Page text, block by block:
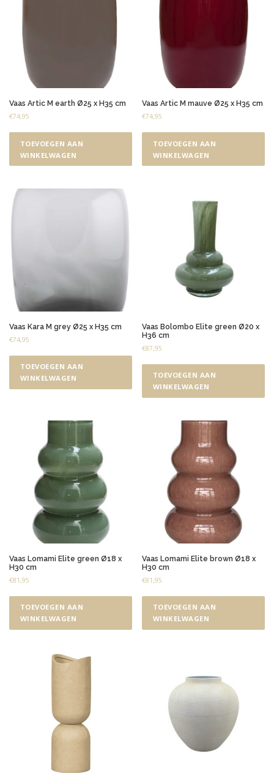
Vaas Artic M earth Ø25 x H35 cm
€74,95
TOEVOEGEN AAN
WINKELWAGEN
Vaas Artic M mauve Ø25 x H35 cm
€74,95
TOEVOEGEN AAN
WINKELWAGEN
Vaas Kara M grey Ø25 x H35 cm
€74,95
TOEVOEGEN AAN
WINKELWAGEN
Vaas Bolombo Elite green Ø20 x
H36 cm
€87,95
TOEVOEGEN AAN
WINKELWAGEN
Vaas Lomami Elite green Ø18 x
H30 cm
€81,95
TOEVOEGEN AAN
WINKELWAGEN
Vaas Lomami Elite brown Ø18 x
H30 cm
€81,95
TOEVOEGEN AAN
WINKELWAGEN